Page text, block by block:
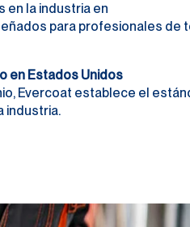
en la industria en
para profesionales de
en Estados Unidos
Evercoat establece el
industria.